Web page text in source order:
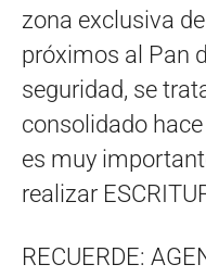
zona exclusiva
próximos al Pan
seguridad, se
consolidado
es muy
realizar
RECUERDE: